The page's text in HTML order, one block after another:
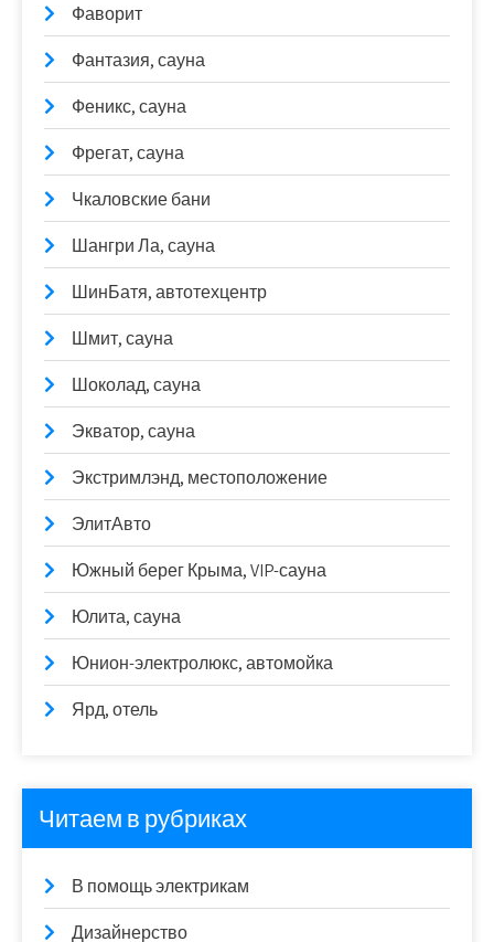
Фаворит
Фантазия, сауна
Феникс, сауна
Фрегат, сауна
Чкаловские бани
Шангри Ла, сауна
ШинБатя, автотехцентр
Шмит, сауна
Шоколад, сауна
Экватор, сауна
Экстримлэнд, местоположение
ЭлитАвто
Южный берег Крыма, VIP-сауна
Юлита, сауна
Юнион-электролюкс, автомойка
Ярд, отель
Читаем в рубриках
В помощь электрикам
Дизайнерство